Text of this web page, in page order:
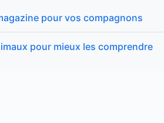
pour vos compagnons
pour mieux les comprendre